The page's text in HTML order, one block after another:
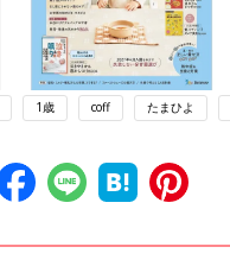
1歳 coff たまひよ